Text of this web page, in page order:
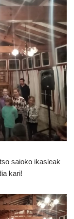
saioko ikasleak
kari!